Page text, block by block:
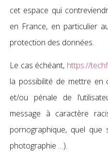
cet espace qui
en France, en particulier
protection des données.
Le cas échéant, https://
la possibilité de mettre en
et/ou pénale de
message à caractère
pornographique, quel
photographie …).